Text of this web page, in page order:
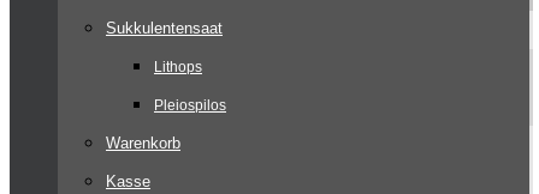
Sukkulentensaat
Lithops
Pleiospilos
Warenkorb
Kasse